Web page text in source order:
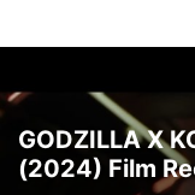
FILMOVI 2018
HOROR FILMOVI
LISTE FILMOVA 2018
MYSTERY
GODZILLA X
(2024) Film